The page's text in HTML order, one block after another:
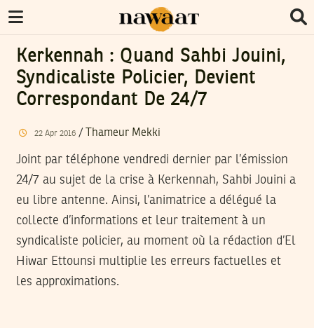
Kerkennah : Quand Sahbi Jouini,
Syndicaliste Policier, Devient
Correspondant De 24/7
22 Apr 2016/ Thameur Mekki
Joint par téléphone vendredi dernier par l’émission
24/7 au sujet de la crise à Kerkennah, Sahbi Jouini a
eu libre antenne. Ainsi, l’animatrice a délégué la
collecte d’informations et leur traitement à un
syndicaliste policier, au moment où la rédaction d’El
Hiwar Ettounsi multiplie les erreurs factuelles et
les approximations.